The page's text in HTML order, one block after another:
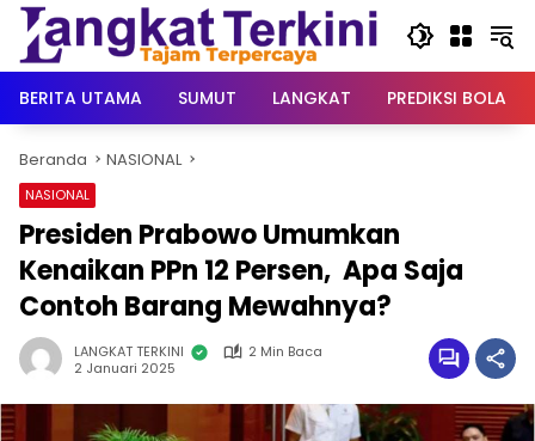
Langsung
konten
BERITA UTAMA
SUMUT LANGKAT PREDIKSI BOLA
Beranda NASIONAL
NASIONAL
Presiden Prabowo Umumkan
Kenaikan PPn 12 Persen, Apa Saja
Contoh Barang Mewahnya?
LANGKAT TERKINI
2 Min Baca
2 Januari 2025